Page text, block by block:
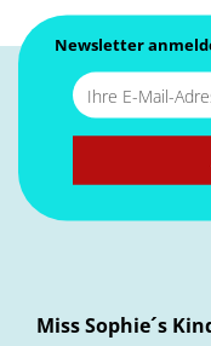
Newsletter
Miss Sophie´s